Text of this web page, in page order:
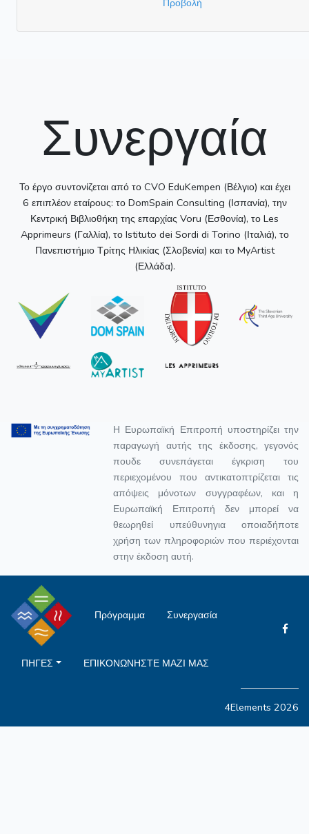
Συνεργαία
Το έργο συντονίζεται από το CVO EduKempen (Βέλγιο) και έχει
6 επιπλέον εταίρους: το DomSpain Consulting (Ισπανία), την
Κεντρική Βιβλιοθήκη της επαρχίας Voru (Εσθονία), το Les
Apprimeurs (Γαλλία), το Istituto dei Sordi di Torino (Ιταλιά), το
Πανεπιστήμιο Τρίτης Ηλικίας (Σλοβενία) και το MyArtist
(Ελλάδα).
Η Ευρωπαϊκή Επιτροπή υποστηρίζει την
παραγωγή αυτής της έκδοσης, γεγονός
πουδε συνεπάγεται έγκριση του
περιεχομένου που αντικατοπτρίζεται τις
απόψεις μόνοτων συγγραφέων, και η
Ευρωπαϊκή Επιτροπή δεν μπορεί να
θεωρηθεί υπεύθυνηγια οποιαδήποτε
χρήση των πληροφοριών που περιέχονται
στην έκδοση αυτή.
Πρόγραμμα Συνεργασία
ΠΗΓΕΣ ΕΠΙΚΟΝΩΝΗΣΤΕ ΜΑΖΙ ΜΑΣ
4Elements 2026